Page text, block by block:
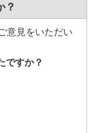
？
意見をいただい
ですか？